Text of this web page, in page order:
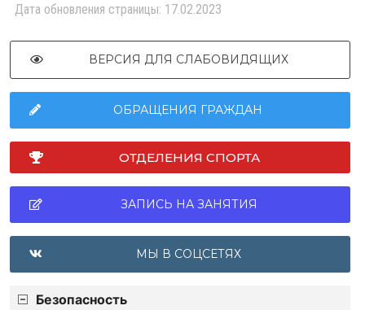
Дата обновления страницы: 17.02.2023
ВЕРСИЯ ДЛЯ СЛАБОВИДЯЩИХ
ОБРАЩЕНИЯ ГРАЖДАН
ОТДЕЛЕНИЯ СПОРТА
ЗАПИСЬ НА ЗАНЯТИЯ
МЫ В СОЦСЕТЯХ
Безопасность